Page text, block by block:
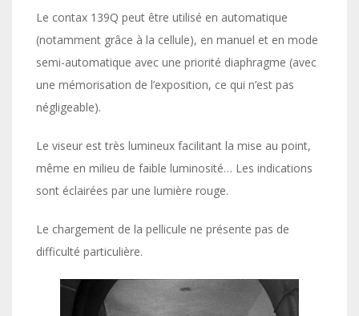
Le contax 139Q peut être utilisé en automatique
(notamment grâce à la cellule), en manuel et en mode
semi-automatique avec une priorité diaphragme (avec
une mémorisation de l’exposition, ce qui n’est pas
négligeable).
Le viseur est très lumineux facilitant la mise au point,
même en milieu de faible luminosité… Les indications
sont éclairées par une lumière rouge.
Le chargement de la pellicule ne présente pas de
difficulté particulière.